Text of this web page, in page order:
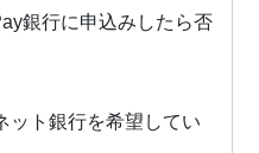
銀行に申込みしたら否
ット銀行を希望してい